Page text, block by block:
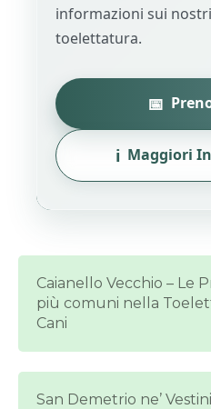
informazioni sui
toelettatura.
📅
ℹ️ Maggiori
Caianello Vecchio – Le
più comuni nella
Cani
San Demetrio ne’